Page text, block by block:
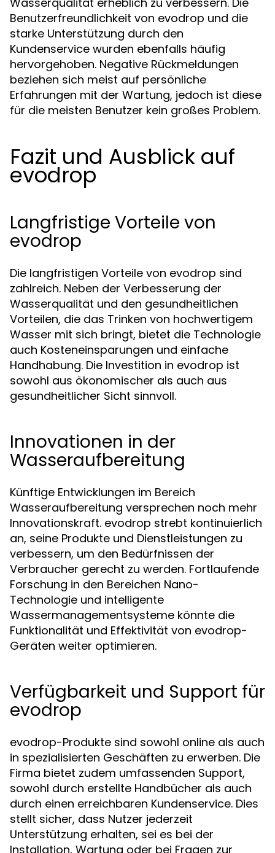
Benutzerfreundlichkeit von evodrop und die
starke Unterstützung durch den
Kundenservice wurden ebenfalls häufig
hervorgehoben. Negative Rückmeldungen
beziehen sich meist auf persönliche
Erfahrungen mit der Wartung, jedoch ist diese
für die meisten Benutzer kein großes Problem.
Fazit und Ausblick auf
evodrop
Langfristige Vorteile von
evodrop
Die langfristigen Vorteile von evodrop sind
zahlreich. Neben der Verbesserung der
Wasserqualität und den gesundheitlichen
Vorteilen, die das Trinken von hochwertigem
Wasser mit sich bringt, bietet die Technologie
auch Kosteneinsparungen und einfache
Handhabung. Die Investition in evodrop ist
sowohl aus ökonomischer als auch aus
gesundheitlicher Sicht sinnvoll.
Innovationen in der
Wasseraufbereitung
Künftige Entwicklungen im Bereich
Wasseraufbereitung versprechen noch mehr
Innovationskraft. evodrop strebt kontinuierlich
an, seine Produkte und Dienstleistungen zu
verbessern, um den Bedürfnissen der
Verbraucher gerecht zu werden. Fortlaufende
Forschung in den Bereichen Nano-
Technologie und intelligente
Wassermanagementsysteme könnte die
Funktionalität und Effektivität von evodrop-
Geräten weiter optimieren.
Verfügbarkeit und Support für
evodrop
evodrop-Produkte sind sowohl online als auch
in spezialisierten Geschäften zu erwerben. Die
Firma bietet zudem umfassenden Support,
sowohl durch erstellte Handbücher als auch
durch einen erreichbaren Kundenservice. Dies
stellt sicher, dass Nutzer jederzeit
Unterstützung erhalten, sei es bei der
Installation, Wartung oder bei Fragen zur